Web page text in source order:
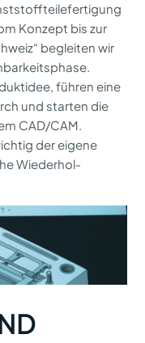
Konzept bis zur
begleiten wir
führen eine
und starten die
CAD/CAM.
der eigene
Wiederhol­